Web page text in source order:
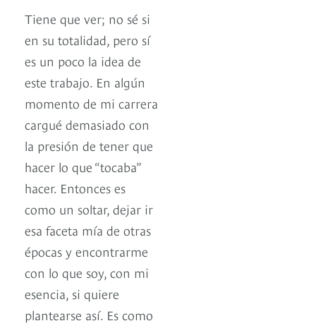
Tiene que ver; no sé si
en su totalidad, pero sí
es un poco la idea de
este trabajo. En algún
momento de mi carrera
cargué demasiado con
la presión de tener que
hacer lo que “tocaba”
hacer. Entonces es
como un soltar, dejar ir
esa faceta mía de otras
épocas y encontrarme
con lo que soy, con mi
esencia, si quiere
plantearse así. Es como